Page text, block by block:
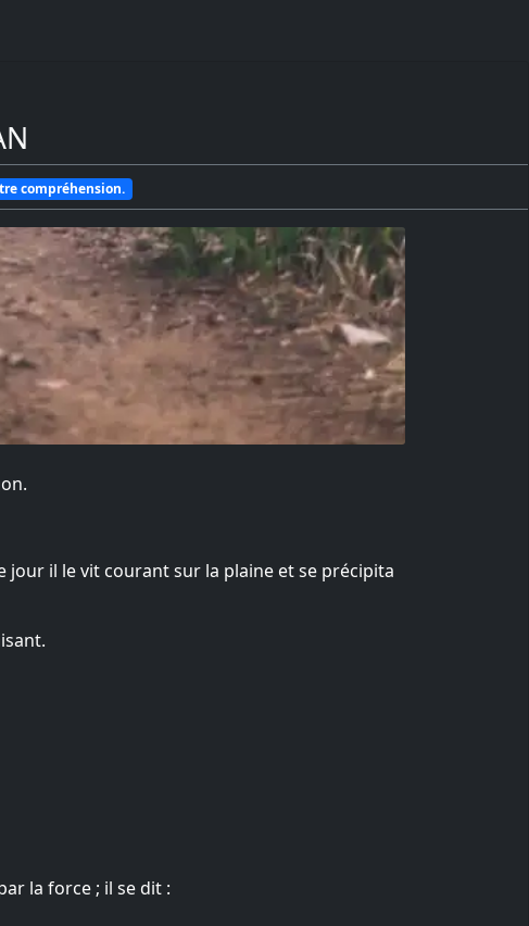
compréhension.
il le vit courant sur la plaine et se précipita
la force ; il se dit :